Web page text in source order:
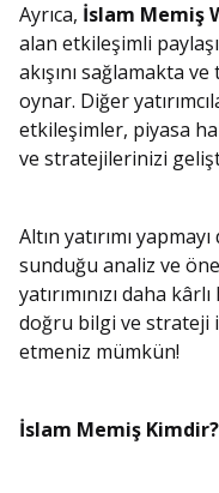
Ayrıca, İslam Memiş
alan etkileşimli
akışını sağlamakta
oynar. Diğer
etkileşimler, piyasa
ve stratejilerinizi
Altın yatırımı
sunduğu analiz ve
yatırımınızı daha
doğru bilgi ve strateji
etmeniz mümkün!
İslam Memiş Kimdir?